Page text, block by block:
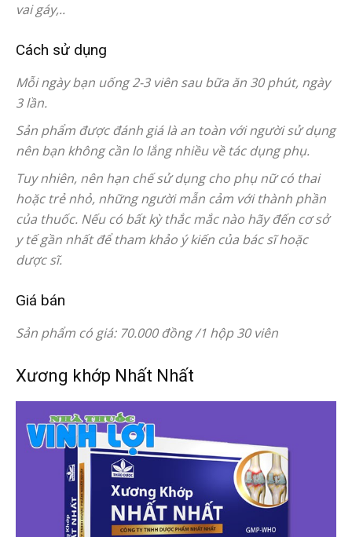
vai gáy,..
Cách sử dụng
Mỗi ngày bạn uống 2-3 viên sau bữa ăn 30 phút, ngày
3 lần.
Sản phẩm được đánh giá là an toàn với người sử dụng
nên bạn không cần lo lắng nhiều về tác dụng phụ.
Tuy nhiên, nên hạn chế sử dụng cho phụ nữ có thai
hoặc trẻ nhỏ, những người mẫn cảm với thành phần
của thuốc. Nếu có bất kỳ thắc mắc nào hãy đến cơ sở
y tế gần nhất để tham khảo ý kiến của bác sĩ hoặc
dược sĩ.
Giá bán
Sản phẩm có giá: 70.000 đồng /1 hộp 30 viên
Xương khớp Nhất Nhất